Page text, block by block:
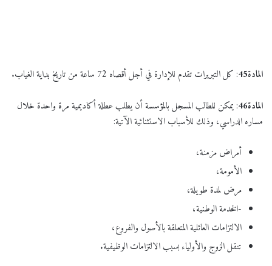
المادة45: كل التبريرات تقدم للإدارة في أجل أقصاه 72 ساعة من تاريخ بداية الغياب.
المادة46: يمكن للطالب المسجل بالمؤسسة أن يطلب عطلة أكاديمية مرة واحدة خلال
مساره الدراسي، وذلك للأسباب الاستثنائية الآتية:
أمراض مزمنة،
الأمومة،
مرض لمدة طويلة،
-الخدمة الوطنية،
الالتزامات العائلية المتعلقة بالأصول والفروع،
تنقل الزوج والأولياء بسبب الالتزامات الوظيفية.